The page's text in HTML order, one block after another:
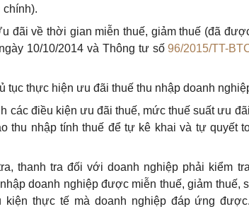
chính).
đãi về thời gian miễn thuế, giảm thuế (đã
ngày 10/10/2014 và Thông tư số96/2015/TT-
tục thực hiện ưu đãi thuế thu nhập doanh
các điều kiện ưu đãi thuế, mức thuế suất ưu
thu nhập tính thuế để tự kê khai và tự quyết
thanh tra đối với doanh nghiệp phải kiểm
doanh nghiệp được miễn thuế, giảm thuế,
kiện thực tế mà doanh nghiệp đáp ứng